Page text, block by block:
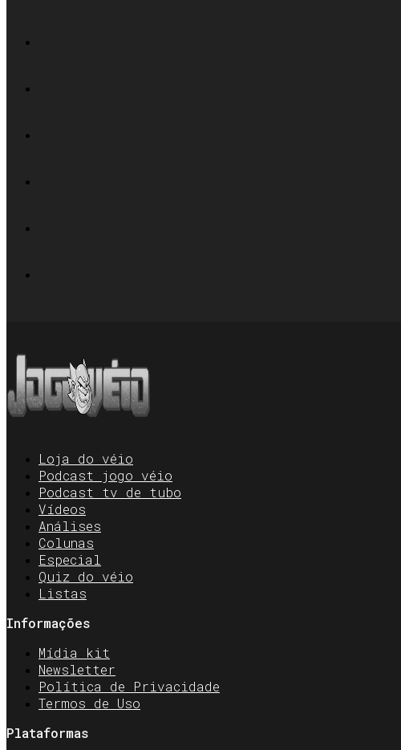
Loja do véio
Podcast jogo véio
Podcast tv de tubo
Vídeos
Análises
Colunas
Especial
Quiz do véio
Listas
Informações
Mídia kit
Newsletter
Política de Privacidade
Termos de Uso
Plataformas